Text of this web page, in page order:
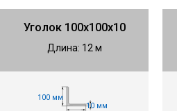
Уголок 100х100х10
Длина: 12 м
100 мм
10 мм